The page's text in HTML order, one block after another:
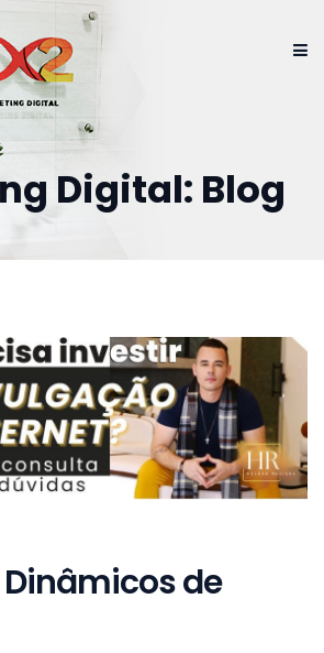
Digital: Blog
de